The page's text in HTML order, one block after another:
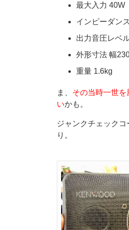
最大入力 40W
インピーダン
出力音圧レベ
外形寸法 幅
重量 1.6kg
ま、 その当時一世
いかも。
ジャンクチェック
り。